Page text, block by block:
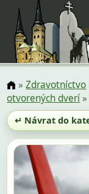
»Zdravotníctvo
otvorených dverí»
↵ Návrat do